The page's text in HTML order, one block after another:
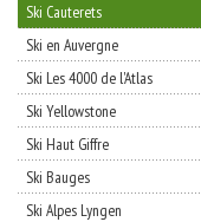
Ski Cauterets
Ski en Auvergne
Ski Les 4000 de l'Atlas
Ski Yellowstone
Ski Haut Giffre
Ski Bauges
Ski Alpes Lyngen